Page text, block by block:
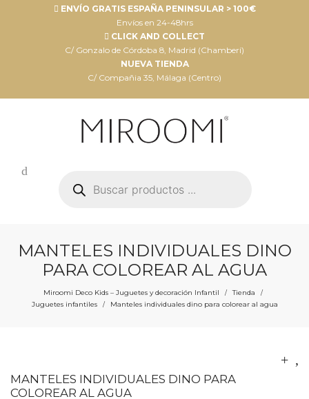
ENVÍO GRATIS ESPAÑA PENINSULAR > 100€
Envíos en 24-48hrs
CLICK AND COLLECT
C/ Gonzalo de Córdoba 8, Madrid (Chamberí)
NUEVA TIENDA
C/ Compañia 35, Málaga (Centro)
productos
MANTELES INDIVIDUALES DINO
PARA COLOREAR AL AGUA
Miroomi Deco Kids – Juguetes y decoración Infantil / Tienda /
Juguetes infantiles / Manteles individuales dino para colorear al agua
MANTELES INDIVIDUALES DINO PARA
COLOREAR AL AGUA